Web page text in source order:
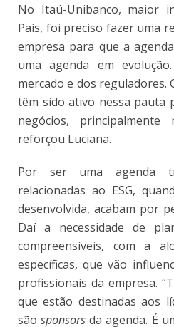
No Itaú-Unibanco, maior
País, foi preciso fazer uma
empresa para que a
uma agenda em evolução.
mercado e dos reguladores.
têm sido ativo nessa pauta
negócios, principalmente
reforçou Luciana.
Por ser uma agenda
relacionadas ao ESG,
desenvolvida, acabam por
Daí a necessidade de
compreensíveis, com a
específicas, que vão
profissionais da empresa.
que estão destinadas aos
sãosponsors da agenda. É